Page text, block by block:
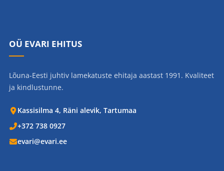
OÜ EVARI EHITUS
Lõuna-Eesti juhtiv lamekatuste ehitaja aastast 1991. Kvaliteet
ja kindlustunne.
Kassisilma 4, Räni alevik, Tartumaa
+372 738 0927
evari@evari.ee